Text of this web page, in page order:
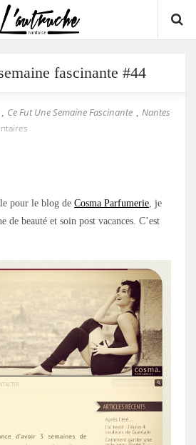
fascinante #44
, Ce Fut Une Semaine Fascinante , Nantes
pour le blog de Cosma Parfumerie, je
de beauté et soin post vacances. C’est